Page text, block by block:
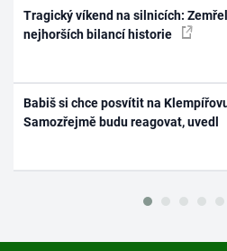
Tragický víkend na silnicích:
nejhorších bilancí historie
Babiš si chce posvítit na
Samozřejmě budu reagovat, uvedl